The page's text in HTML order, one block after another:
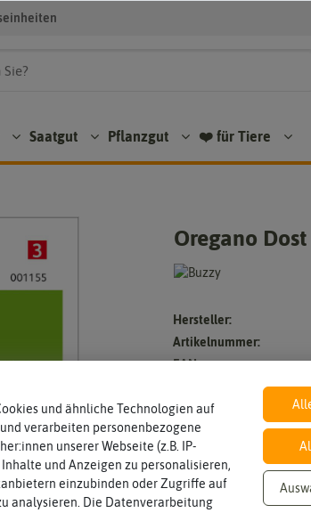
Saatgut Pflanzgut ❤️ für Tiere
Oregano
Hersteller:
Artikelnummer:
EAN:
Inhalt
0,25 g Wie viel ist
und ähnliche Technologien auf
verarbeiten personenbezogene
unserer Webseite (z.B. IP-
Inhalte und Anzeigen zu personalisieren,
einzubinden oder Zugriffe auf
analysieren. Die Datenverarbeitung